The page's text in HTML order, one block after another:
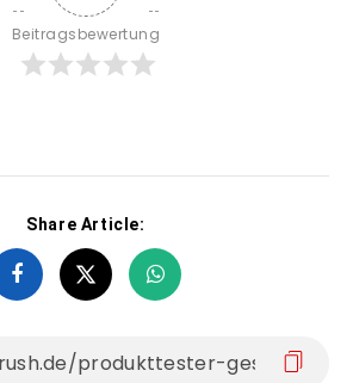
Beitragsbewertung
Share Article: